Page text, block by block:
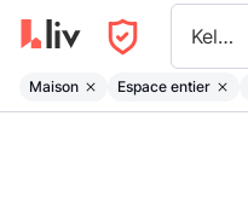
Kelowna
Maison Espace entier